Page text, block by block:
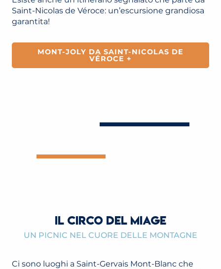
Saint-Nicolas de Véroce: un’escursione grandiosa
garantita!
MONT-JOLY DA SAINT-NICOLAS DE
VÉROCE +
IL CIRCO DEL MIAGE
UN PICNIC NEL CUORE DELLE MONTAGNE
Ci sono luoghi a Saint-Gervais Mont-Blanc che